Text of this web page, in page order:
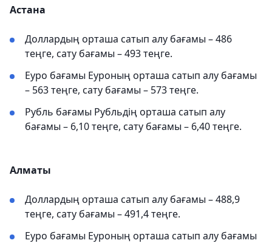
Астана
Доллардың орташа сатып алу бағамы – 486
теңге, сату бағамы – 493 теңге.
Еуро бағамы Еуроның орташа сатып алу бағамы
– 563 теңге, сату бағамы – 573 теңге.
Рубль бағамы Рубльдің орташа сатып алу
бағамы – 6,10 теңге, сату бағамы – 6,40 теңге.
Алматы
Доллардың орташа сатып алу бағамы – 488,9
теңге, сату бағамы – 491,4 теңге.
Еуро бағамы Еуроның орташа сатып алу бағамы